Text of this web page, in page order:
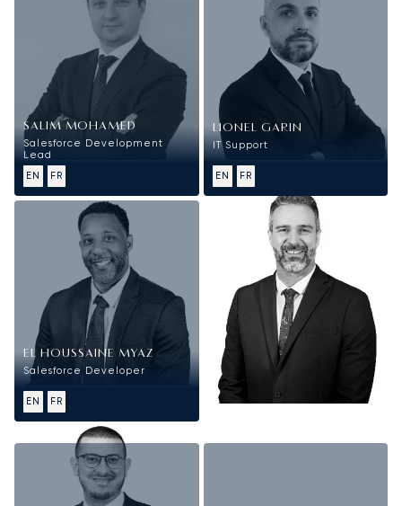
SALIM MOHAMED
Salesforce Development
Lead
EN
FR
LIONEL GARIN
IT Support
EN FR
EL HOUSSAINE MYAZ
Salesforce Developer
EN FR
Finance